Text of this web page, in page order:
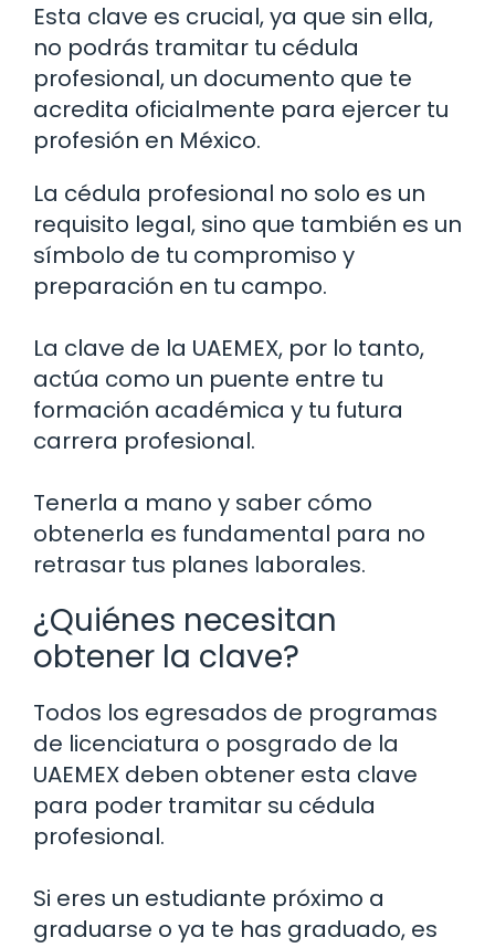
Esta clave es crucial, ya que sin ella,
no podrás tramitar tu cédula
profesional, un documento que te
acredita oficialmente para ejercer tu
profesión en México.
La cédula profesional no solo es un
requisito legal, sino que también es un
símbolo de tu compromiso y
preparación en tu campo.
La clave de la UAEMEX, por lo tanto,
actúa como un puente entre tu
formación académica y tu futura
carrera profesional.
Tenerla a mano y saber cómo
obtenerla es fundamental para no
retrasar tus planes laborales.
¿Quiénes necesitan
obtener la clave?
Todos los egresados de programas
de licenciatura o posgrado de la
UAEMEX deben obtener esta clave
para poder tramitar su cédula
profesional.
Si eres un estudiante próximo a
graduarse o ya te has graduado, es